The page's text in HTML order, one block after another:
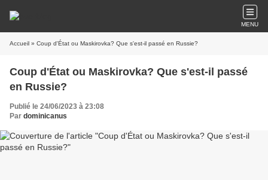
MENU
Accueil » Coup d'État ou Maskirovka? Que s'est-il passé en Russie?
Coup d'État ou Maskirovka? Que s'est-il passé
en Russie?
Publié le 24/06/2023 à 23:08
Par dominicanus